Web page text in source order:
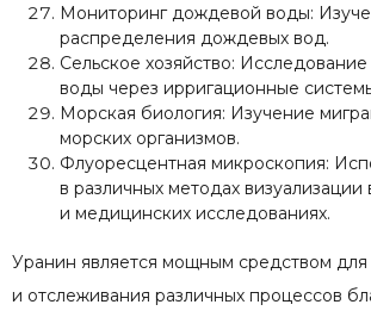
Мониторинг дождевой воды:
распределения дождевых вод.
Сельское хозяйство:
воды через ирригационные
Морская биология: Изучение
морских организмов.
Флуоресцентная микроскопия:
в различных методах визуализации
и медицинских исследованиях.
Уранин является мощным средством для
и отслеживания различных процессов